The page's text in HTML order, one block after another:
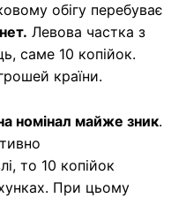
обігу перебуває
Левова частка з
саме 10 копійок.
країни.
номінал майже зник.
то 10 копійок
При цьому